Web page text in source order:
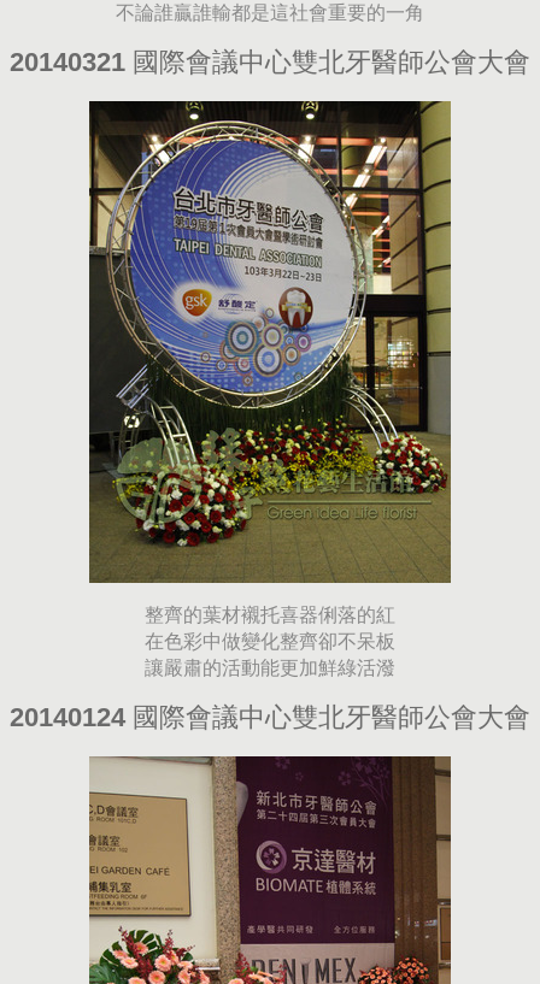
不論誰贏誰輸都是這社會重要的一角
20140321 國際會議中心雙北牙醫師公會大會
整齊的葉材襯托喜器俐落的紅
在色彩中做變化整齊卻不呆板
讓嚴肅的活動能更加鮮綠活潑
20140124 國際會議中心雙北牙醫師公會大會